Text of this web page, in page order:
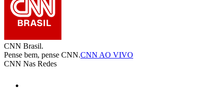
CNN Brasil.
Pense bem, pense CNN.CNN AO VIVO
CNN Nas Redes